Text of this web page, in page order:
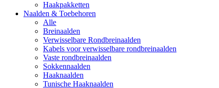
Haakpakketten
Naalden & Toebehoren
Alle
Breinaalden
Verwisselbare Rondbreinaalden
Kabels voor verwisselbare rondbreinaalden
Vaste rondbreinaalden
Sokkennaalden
Haaknaalden
Tunische Haaknaalden